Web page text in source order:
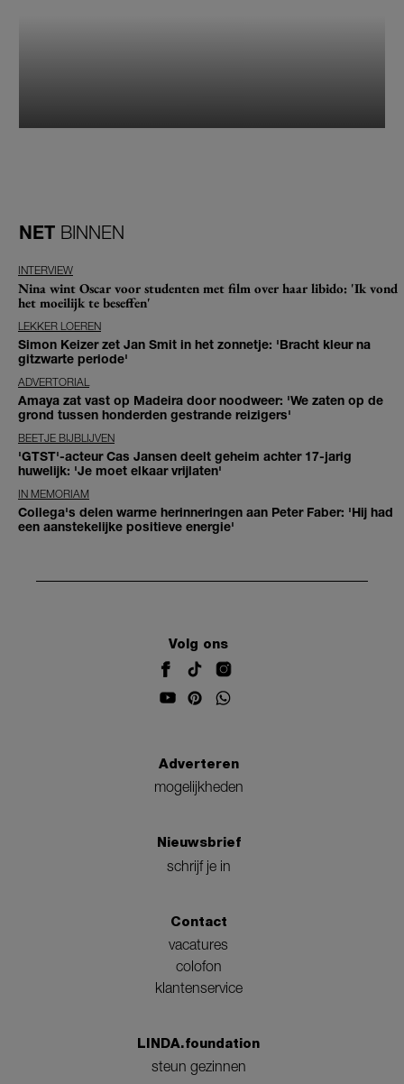
NET BINNEN
INTERVIEW
Nina wint Oscar voor studenten met film over haar libido: 'Ik vond
het moeilijk te beseffen'
LEKKER LOEREN
Simon Keizer zet Jan Smit in het zonnetje: 'Bracht kleur na
gitzwarte periode'
ADVERTORIAL
Amaya zat vast op Madeira door noodweer: 'We zaten op de
grond tussen honderden gestrande reizigers'
BEETJE BIJBLIJVEN
'GTST'-acteur Cas Jansen deelt geheim achter 17-jarig
huwelijk: 'Je moet elkaar vrijlaten'
IN MEMORIAM
Collega's delen warme herinneringen aan Peter Faber: 'Hij had
een aanstekelijke positieve energie'
Volg ons
Adverteren
mogelijkheden
Nieuwsbrief
schrijf je in
Contact
vacatures
colofon
klantenservice
LINDA.foundation
steun gezinnen